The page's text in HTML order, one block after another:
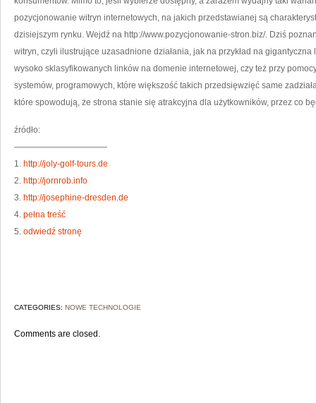
pozycjonowanie witryn internetowych, na jakich przedstawianej są
dzisiejszym rynku. Wejdź na http://www.pozycjonowanie-stron.biz/. Dziś
witryn, czyli ilustrujące uzasadnione działania, jak na przykład na
wysoko sklasyfikowanych linków na domenie internetowej, czy też przy
systemów, programowych, które większość takich przedsięwzięć same
które spowodują, że strona stanie się atrakcyjna dla użytkowników, przez co
źródło:
———————————
1. http://joly-golf-tours.de
2. http://jornrob.info
3. http://josephine-dresden.de
4. pełna treść
5. odwiedź stronę
CATEGORIES: NOWE TECHNOLOGIE
Comments are closed.